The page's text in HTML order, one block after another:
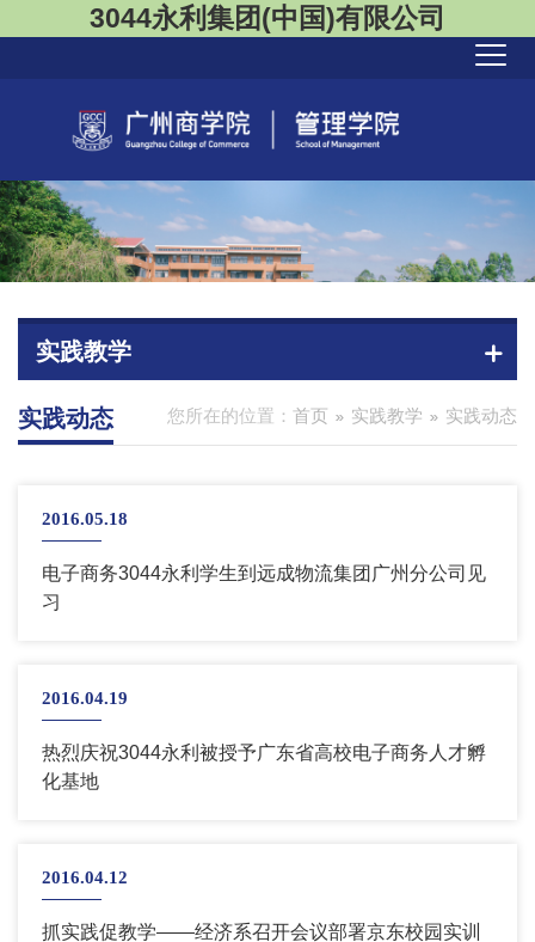
3044永利集团(中国)有限公司
实践教学
您所在的位置： 首页 实践教学 实践动态
实践动态
2016.05.18
电子商务3044永利学生到远成物流集团广州分公司见
习
2016.04.19
热烈庆祝3044永利被授予广东省高校电子商务人才孵
化基地
2016.04.12
抓实践促教学――经济系召开会议部署京东校园实训